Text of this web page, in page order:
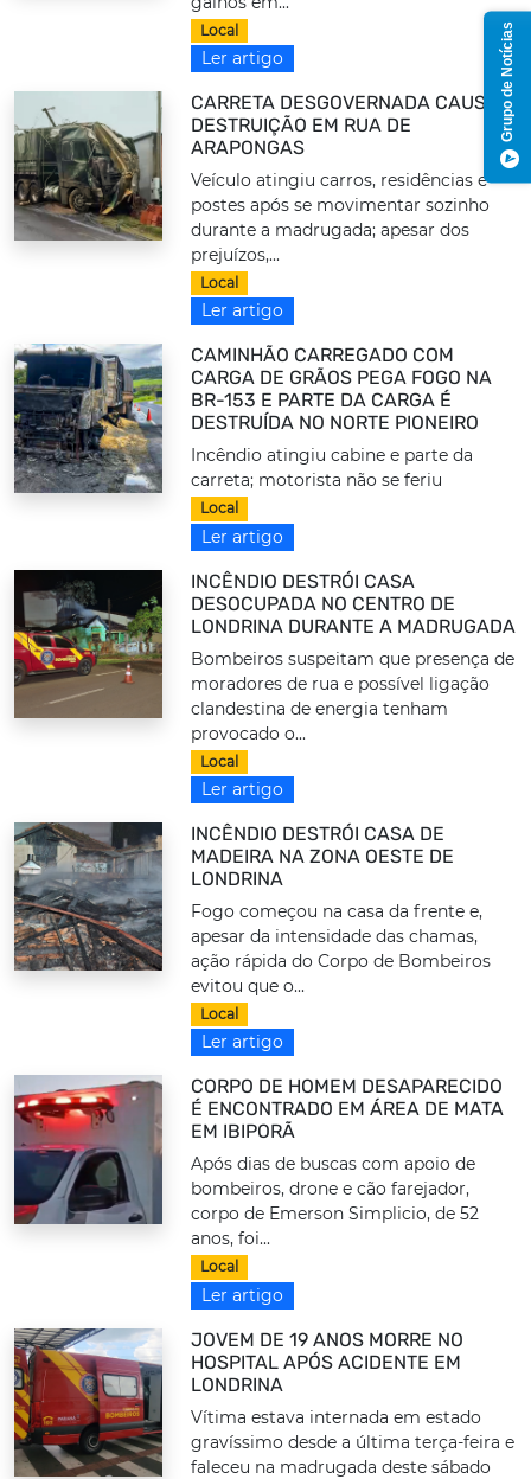
Local
Ler artigo
CARRETA DESGOVERNADA CAUSA
DESTRUIÇÃO EM RUA DE
ARAPONGAS
Veículo atingiu carros, residências e
postes após se movimentar sozinho
durante a madrugada; apesar dos
prejuízos,...
Local
Ler artigo
CAMINHÃO CARREGADO COM
CARGA DE GRÃOS PEGA FOGO NA
BR-153 E PARTE DA CARGA É
DESTRUÍDA NO NORTE PIONEIRO
Incêndio atingiu cabine e parte da
carreta; motorista não se feriu
Local
Ler artigo
INCÊNDIO DESTRÓI CASA
DESOCUPADA NO CENTRO DE
LONDRINA DURANTE A MADRUGADA
Bombeiros suspeitam que presença de
moradores de rua e possível ligação
clandestina de energia tenham
provocado o...
Local
Ler artigo
INCÊNDIO DESTRÓI CASA DE
MADEIRA NA ZONA OESTE DE
LONDRINA
Fogo começou na casa da frente e,
apesar da intensidade das chamas,
ação rápida do Corpo de Bombeiros
evitou que o...
Local
Ler artigo
CORPO DE HOMEM DESAPARECIDO
É ENCONTRADO EM ÁREA DE MATA
EM IBIPORÃ
Após dias de buscas com apoio de
bombeiros, drone e cão farejador,
corpo de Emerson Simplicio, de 52
anos, foi...
Local
Ler artigo
JOVEM DE 19 ANOS MORRE NO
HOSPITAL APÓS ACIDENTE EM
LONDRINA
Vítima estava internada em estado
gravíssimo desde a última terça-feira e
faleceu na madrugada deste sábado
Grupo de Notícias